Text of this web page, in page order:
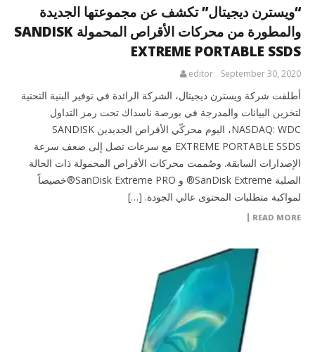
“ويسترن ديجيتال” تكشف عن مجموعتها الجديدة
والمطورة من محركات الأقراص المحمولة SANDISK
EXTREME PORTABLE SSDS
September 30, 2020
editor
أطلقت شركة ويسترن ديجيتال، الشركة الرائدة في توفير البنية التحتية
لتخزين البيانات والمدرجة في بورصة ناسداك تحت رمز التداول
NASDAQ: WDC، اليوم محركّي الأقراص الجديدين SANDISK
EXTREME PORTABLE SSDS مع سرعات تصل إلى ضعف سرعة
الإصدارات السابقة. وصُممت محركات الأقراص المحمولة ذات الحالة
الصلبة SanDisk Extreme® و SanDisk Extreme PRO®خصيصاً
لمواكبة متطلبات المحتوى عالي الجودة. […]
READ MORE